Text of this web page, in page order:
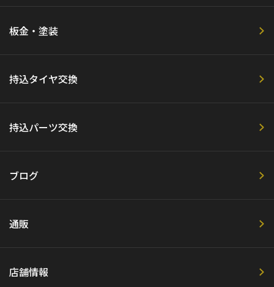
板金・塗装
持込タイヤ交換
持込パーツ交換
ブログ
通販
店舗情報